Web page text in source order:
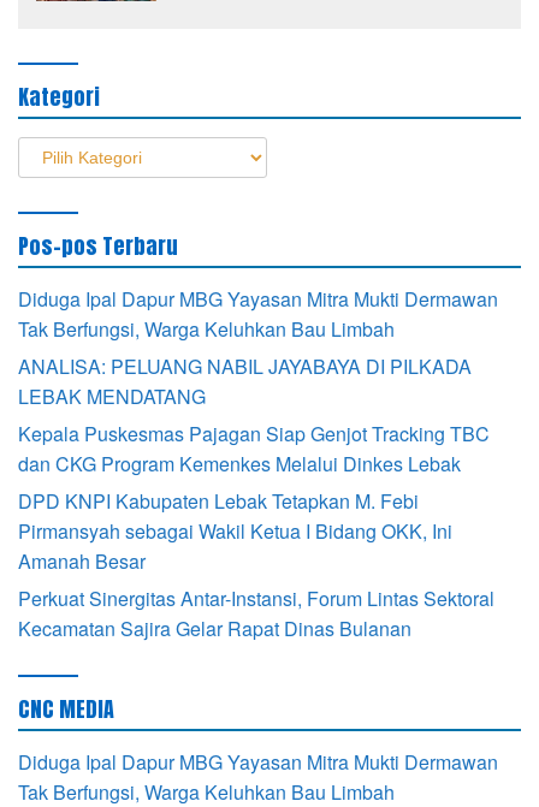
Kategori
Kategori
Pos-pos Terbaru
Diduga Ipal Dapur MBG Yayasan Mitra Mukti Dermawan
Tak Berfungsi, Warga Keluhkan Bau Limbah
ANALISA: PELUANG NABIL JAYABAYA DI PILKADA
LEBAK MENDATANG
Kepala Puskesmas Pajagan Siap Genjot Tracking TBC
dan CKG Program Kemenkes Melalui Dinkes Lebak
DPD KNPI Kabupaten Lebak Tetapkan M. Febi
Pirmansyah sebagai Wakil Ketua I Bidang OKK, Ini
Amanah Besar
Perkuat Sinergitas Antar-Instansi, Forum Lintas Sektoral
Kecamatan Sajira Gelar Rapat Dinas Bulanan
CNC MEDIA
Diduga Ipal Dapur MBG Yayasan Mitra Mukti Dermawan
Tak Berfungsi, Warga Keluhkan Bau Limbah